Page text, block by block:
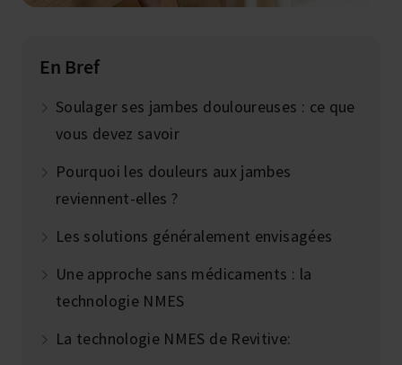
En Bref
Soulager ses jambes douloureuses : ce que
vous devez savoir
Pourquoi les douleurs aux jambes
reviennent-elles ?
Les solutions généralement envisagées
Une approche sans médicaments : la
technologie NMES
La technologie NMES de Revitive: